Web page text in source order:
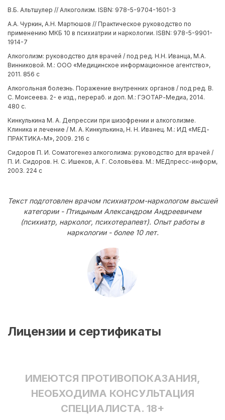
В.Б. Альтшулер // Алкоголизм. ISBN: 978-5-9704-1601-3
А.А. Чуркин, А.Н. Мартюшов // Практическое руководство по
применению МКБ 10 в психиатрии и наркологии. ISBN: 978-5-9901-
1914-7
Алкоголизм: руководство для врачей / под ред. Н.Н. Иванца, М.А.
Винниковой. М.: ООО «Медицинское информационное агентство»,
2011. 856 с
Алкогольная болезнь. Поражение внутренних органов / под ред. В.
С. Моисеева. 2- е изд., перераб. и доп. М.: ГЭОТАР-Медиа, 2014.
480 с.
Кинкулькина М. А. Депрессии при шизофрении и алкоголизме.
Клиника и лечение / М. А. Кинкулькина, Н. Н. Иванец. М.: ИД «МЕД-
ПРАКТИКА-М», 2009. 216 с
Сидоров П. И. Соматогенез алкоголизма: руководство для врачей /
П. И. Сидоров. Н. С. Ишеков, А. Г. Соловьёва. М.: МЕДпресс-информ,
2003. 224 с
Текст подготовлен врачом психиатром-наркологом высшей
категории - Птицыным Александром Андреевичем
(психиатр, нарколог, психотерапевт). Опыт работы в
наркологии - более 10 лет.
Лицензии и сертификаты
ИМЕЮТСЯ ПРОТИВОПОКАЗАНИЯ,
НЕОБХОДИМА КОНСУЛЬТАЦИЯ
СПЕЦИАЛИСТА. 18+